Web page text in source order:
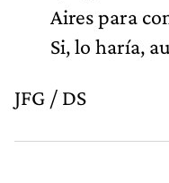
Aires para
Si, lo haría,
JFG / DS